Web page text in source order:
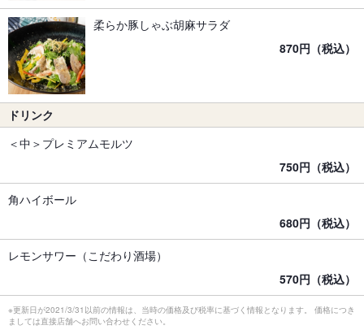
柔らか豚しゃぶ胡麻サラダ
870円（税込）
ドリンク
＜中＞プレミアムモルツ
750円（税込）
角ハイボール
680円（税込）
レモンサワー（こだわり酒場）
570円（税込）
※更新日が2021/3/31以前の情報は、当時の価格及び税率に基づく情報となります。 価格につき
ましては直接店舗へお問い合わせください。